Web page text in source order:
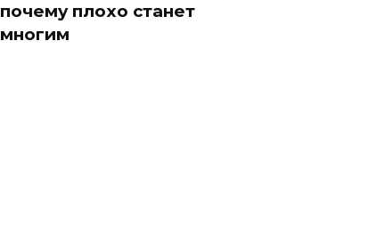
почему плохо станет
многим